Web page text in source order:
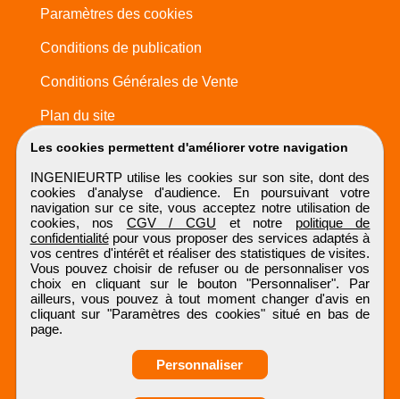
Les cookies permettent d'améliorer votre navigation
INGENIEURTP utilise les cookies sur son site, dont des
cookies d'analyse d'audience. En poursuivant votre
navigation sur ce site, vous acceptez notre utilisation de
cookies, nos CGV / CGU et notre politique de
confidentialitépour vous proposer des services adaptés à
vos centres d'intérêt et réaliser des statistiques de visites.
Vous pouvez choisir de refuser ou de personnaliser vos
choix en cliquant sur le bouton "Personnaliser". Par
ailleurs, vous pouvez à tout moment changer d'avis en
cliquant sur "Paramètres des cookies" situé en bas de
page.
Personnaliser
Paramètres des cookies
Conditions de publication
Conditions Générales de Vente
Plan du site